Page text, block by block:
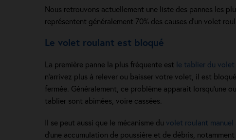
Nous retrouvons actuellement une liste des pannes les
représentent généralement 70% des causes d’un volet
Le volet roulant est bloqué
La première panne la plus fréquente est le tablier du
n’arrivez plus à relever ou baisser votre volet, il est
fermée. Généralement, ce problème apparait lorsqu’une
tablier sont abimées, voire cassées.
Il se peut aussi que le mécanisme du volet roulant
d’une accumulation de poussière et de débris,